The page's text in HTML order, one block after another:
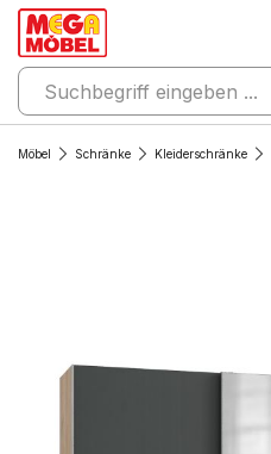
Möbel Schränke Kleiderschränke